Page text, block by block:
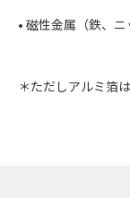
• 磁性金属（鉄、
＊ただしアルミ箔